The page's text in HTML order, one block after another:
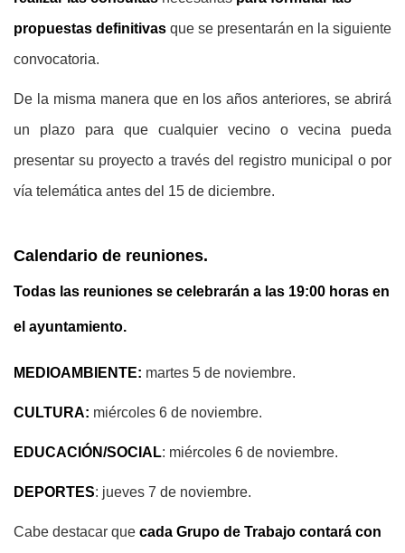
propuestas definitivas que se presentarán en la siguiente
convocatoria.
De la misma manera que en los años anteriores, se abrirá
un plazo para que cualquier vecino o vecina pueda
presentar su proyecto a través del registro municipal o por
vía telemática antes del 15 de diciembre.
Calendario de reuniones.
Todas las reuniones se celebrarán a las 19:00 horas en
el ayuntamiento.
MEDIOAMBIENTE: martes 5 de noviembre.
CULTURA: miércoles 6 de noviembre.
EDUCACIÓN/SOCIAL: miércoles 6 de noviembre.
DEPORTES: jueves 7 de noviembre.
Cabe destacar que cada Grupo de Trabajo contará con